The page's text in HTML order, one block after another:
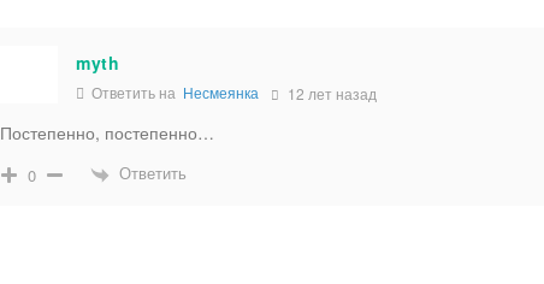
myth
Ответить на Несмеянка 12 лет назад
Постепенно, постепенно…
0 Ответить